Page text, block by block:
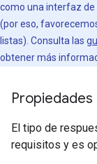
como una interfaz de
(por eso,
listas). Consulta las
obtener más
Propiedades
El tipo de
requisitos y es